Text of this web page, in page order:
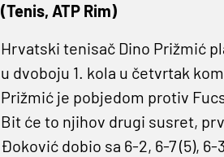
(Tenis, ATP Rim)
Hrvatski tenisač Dino Prižmić
u dvoboju 1. kola u četvrtak
Prižmić je pobjedom protiv
Bit će to njihov drugi susret,
Đoković dobio sa 6-2, 6-7 (5),